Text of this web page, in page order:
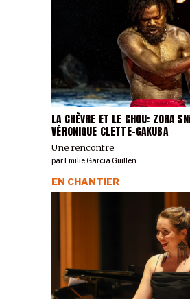
LA CHÈVRE ET LE CHOU: ZORA
VÉRONIQUE CLETTE-GAKUBA
Une rencontre
parEmilie Garcia Guillen
EN CHANTIER